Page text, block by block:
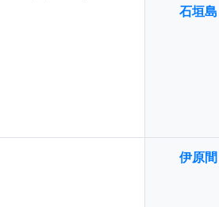
石垣島
伊原間